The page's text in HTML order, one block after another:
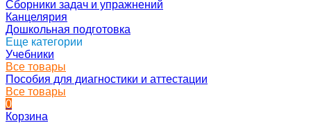
Сборники задач и упражнений
Канцелярия
Дошкольная подготовка
Еще категории
Учебники
Все товары
Пособия для диагностики и аттестации
Все товары
0
Корзина